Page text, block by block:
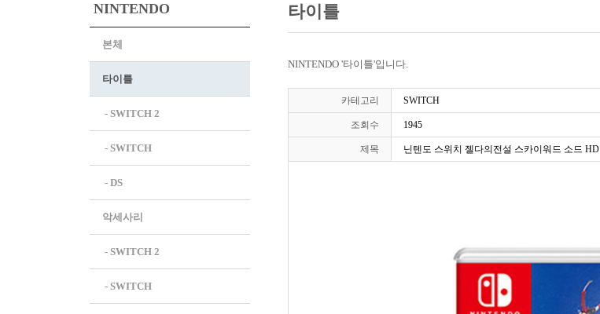
NINTENDO
본체
타이틀
- SWITCH 2
- SWITCH
- DS
악세사리
- SWITCH 2
- SWITCH
타이틀
NINTENDO '타이틀'입니다.
카테고리 SWITCH
조회수 1945
제목 닌텐도 스위치 젤다의전설 스카이워드 소드 HD